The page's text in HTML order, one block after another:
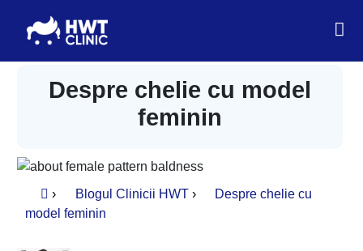
Despre chelie cu model
feminin
› Blogul Clinicii HWT ›
Despre chelie cu
model feminin